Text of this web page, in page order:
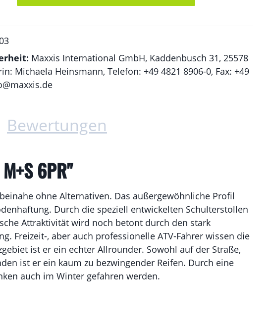
Maxxis International GmbH, Kaddenbusch 31, 25578
Michaela Heinsmann, Telefon: +49 4821 8906-0, Fax: +49
Bewertungen
6PR"
ohne Alternativen. Das außergewöhnliche Profil
Durch die speziell entwickelten Schulterstollen
Attraktivität wird noch betont durch den stark
Freizeit-, aber auch professionelle ATV-Fahrer wissen die
ist er ein echter Allrounder. Sowohl auf der Straße,
ist er ein kaum zu bezwingender Reifen. Durch eine
auch im Winter gefahren werden.